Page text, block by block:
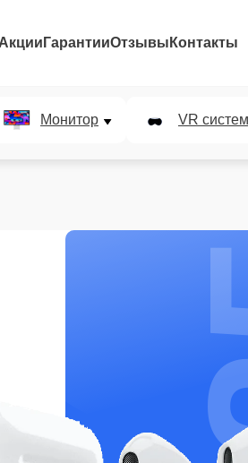
Акции ГарантииОтзывы Контакты
Монитор VR